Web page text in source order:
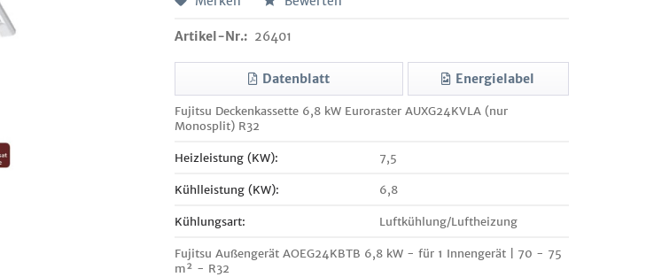
Artikel-Nr.: 26401
Datenblatt Energielabel
Fujitsu Deckenkassette 6,8 kW Euroraster AUXG24KVLA (nur
Monosplit) R32
Heizleistung (KW): 7,5
Kühlleistung (KW): 6,8
Kühlungsart: Luftkühlung/Luftheizung
Fujitsu Außengerät AOEG24KBTB 6,8 kW - für 1 Innengerät | 70 - 75
m² - R32